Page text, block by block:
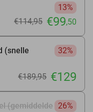
13%
€114,95 €99,50
(snelle
32%
€189,95 €129
(gemiddelde 26%